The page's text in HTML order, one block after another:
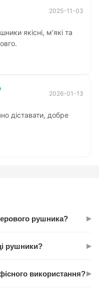
2025-11-03
якісні, м'які та
2026-01-13
діставати, добре
рушника? ▸
рушники? ▸
використання?▸